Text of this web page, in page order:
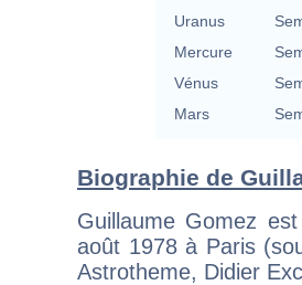
Uranus
Mercure
Vénus
Mars
Biographie de
Guillaume Gomez
août 1978 à Paris
Astrotheme, Didier